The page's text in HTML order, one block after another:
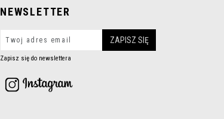
NEWSLETTER
Zapisz się do newslettera